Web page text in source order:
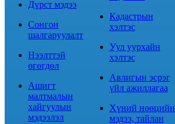
Дүрст мэдээ
Сонгон
шалгаруулалт
Нээлттэй
өгөгдөл
Ашигт
малтмалын
хайгуулын
мэдээлэл
Кадастрын
хэлтэс
Уул уурхайн
хэлтэс
Авлигын эсрэг
үйл ажиллагаа
Хүний нөөцийн
мэдээ, тайлан